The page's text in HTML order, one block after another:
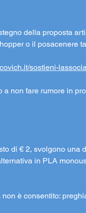
della proposta
o il posacenere
sostieni-
a non fare rumore in
di € 2, svolgono una
in PLA
è consentito: